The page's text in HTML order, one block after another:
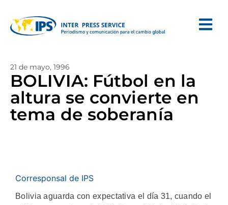
21 de mayo, 1996
BOLIVIA: Fútbol en la
altura se convierte en
tema de soberanía
Corresponsal de IPS
Bolivia aguarda con expectativa el día 31, cuando el